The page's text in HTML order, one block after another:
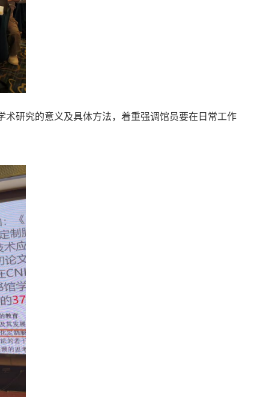
研究的意义及具体方法，着重强调馆员要在日常工作